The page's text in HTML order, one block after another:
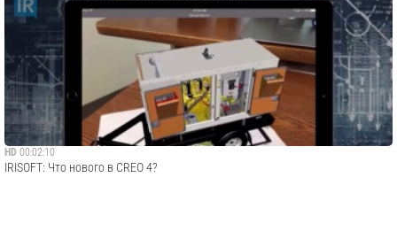
HD 00:02:10
IRISOFT: Что нового в CREO 4?